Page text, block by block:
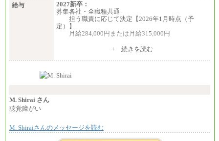
給与
2027新卒：
募集各社・全職種共通
担う職責に応じて決定【2026年1月時点（予
定）】
月給284,000円または月給315,000円
※入社後早期から、自律的な業務遂行が求めら
す。
い職責を担う方については、さらに高い金額を個別
※上記に加え、所定労働時間外に勤務をした場
+ 続きを読む
M. Shirai さん
聴覚障がい
M. Shiraiさんのメッセージを読む